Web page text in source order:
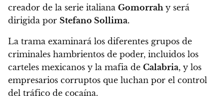
creador de la serie italiana Gomorrah y será
dirigida por Stefano Sollima.
La trama examinará los diferentes grupos de
criminales hambrientos de poder, incluidos los
carteles mexicanos y la mafia de Calabria, y los
empresarios corruptos que luchan por el control
del tráfico de cocaína.